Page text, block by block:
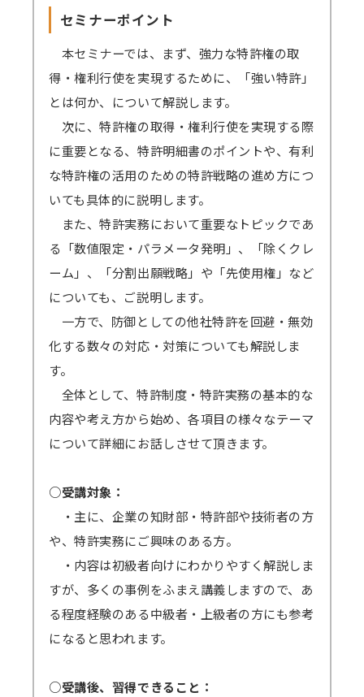
象が起きる可能性がございます。お手数です
が、これらのアプリは閉じた状態にてZoomに
ご参加ください。
→ 音声が聞こえない場合の対処例
Zoomアプリのインストール、Zoomへの
サインアップをせずブラウザからの参加も可能
です。
→ 参加方法はこちら
→一部のブラウザは音声が聞こえないなどの不
具合が起きる可能性があります。
対応ブラウザ
をご確認の上、必ず事前のテ
ストミーティング
をお願いします。
（iOSやAndroidOS ご利用の場合は、アプリ
インストールが必須となります）
しい方、期間内であれば動画を何度も視聴でき
ます。
原則、遅くとも開催4営業日後までに録画動
画の配信を開始します（一部、編集加工しま
す）。
視聴期間はセミナー開催日から4営業日後を
起点に1週間となります。
ex）2/6（月）開催 セミナー → 2/10（金）ま
でに配信開始 → 2/17（金）まで視聴可能
→見逃し視聴について、 こちらから問題なく
視聴できるかご確認ください。（テスト視聴動
画へ）パスワード「123456」
＜見逃し視聴ご案内の流れ・配信期間詳細＞
します。配信開始日を過ぎてもメールが届かな
い場合は必ず弊社までご連絡ください。
準備出来しだい配信いたしますので開始日
了日は変わりません。上記例の2/6開催セミナ
ーの場合、2/8から開始となっても2/17まで視
聴可能です。
GWや年末年始・お盆期間などを挟む場合、
それに応じて弊社の標準配信期間設定を延長し
ます。
原則、配信期間の延長はいたしません。
場合、（見逃し視聴あり）の方の受講料は（見
セミナーポイント
本セミナーでは、まず、強力な特許権の取
得・権利行使を実現するために、「強い特許」
とは何か、について解説します。
次に、特許権の取得・権利行使を実現する際
に重要となる、特許明細書のポイントや、有利
な特許権の活用のための特許戦略の進め方につ
いても具体的に説明します。
また、特許実務において重要なトピックであ
る「数値限定・パラメータ発明」、「除くクレ
ーム」、「分割出願戦略」や「先使用権」など
についても、ご説明します。
一方で、防御としての他社特許を回避・無効
化する数々の対応・対策についても解説しま
す。
全体として、特許制度・特許実務の基本的な
内容や考え方から始め、各項目の様々なテーマ
について詳細にお話しさせて頂きます。
○受講対象：
・主に、企業の知財部・特許部や技術者の方
や、特許実務にご興味のある方。
・内容は初級者向けにわかりやすく解説しま
すが、多くの事例をふまえ講義しますので、あ
る程度経験のある中級者・上級者の方にも参考
になると思われます。
○受講後、習得できること：